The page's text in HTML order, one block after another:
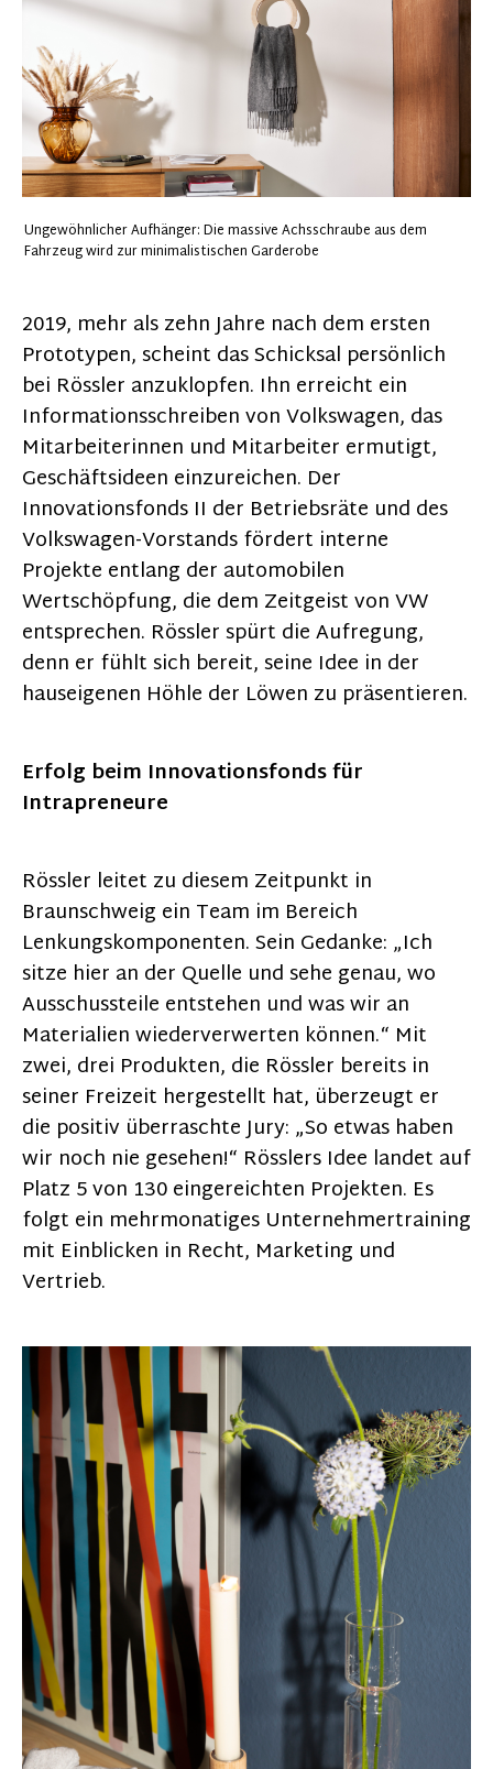
Ungewöhnlicher Aufhänger: Die massive Achsschraube aus dem
Fahrzeug wird zur minimalistischen Garderobe
2019, mehr als zehn Jahre nach dem ersten
Prototypen, scheint das Schicksal persönlich
bei Rössler anzuklopfen. Ihn erreicht ein
Informationsschreiben von Volkswagen, das
Mitarbeiterinnen und Mitarbeiter ermutigt,
Geschäftsideen einzureichen. Der
Innovationsfonds II der Betriebsräte und des
Volkswagen-Vorstands fördert interne
Projekte entlang der automobilen
Wertschöpfung, die dem Zeitgeist von VW
entsprechen. Rössler spürt die Aufregung,
denn er fühlt sich bereit, seine Idee in der
hauseigenen Höhle der Löwen zu präsentieren.
Erfolg beim Innovationsfonds für
Intrapreneure
Rössler leitet zu diesem Zeitpunkt in
Braunschweig ein Team im Bereich
Lenkungskomponenten. Sein Gedanke: „Ich
sitze hier an der Quelle und sehe genau, wo
Ausschussteile entstehen und was wir an
Materialien wiederverwerten können.“ Mit
zwei, drei Produkten, die Rössler bereits in
seiner Freizeit hergestellt hat, überzeugt er
die positiv überraschte Jury: „So etwas haben
wir noch nie gesehen!“ Rösslers Idee landet auf
Platz 5 von 130 eingereichten Projekten. Es
folgt ein mehrmonatiges Unternehmertraining
mit Einblicken in Recht, Marketing und
Vertrieb.